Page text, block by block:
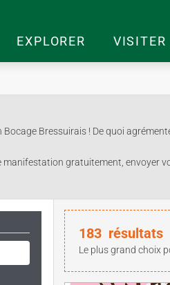
EXPLORER VISITER
Bocage Bressuirais ! De quoi
manifestation gratuitement, envoyer
183 résultats
Le plus grand choix